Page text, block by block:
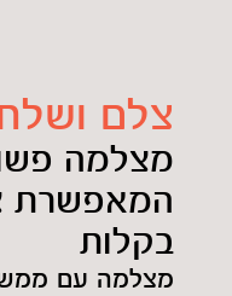
צלם
מצלמה
המאפשרת
בקלות
מצלמה עם